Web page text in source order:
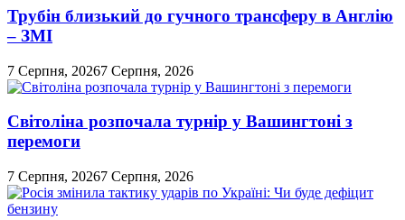
Трубін близький до гучного трансферу в Англію
– ЗМІ
7 Серпня, 20267 Серпня, 2026
Світоліна розпочала турнір у Вашингтоні з
перемоги
7 Серпня, 20267 Серпня, 2026